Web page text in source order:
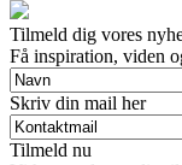
Tilmeld dig vores
Få inspiration, viden
Skriv din mail her
Tilmeld nu